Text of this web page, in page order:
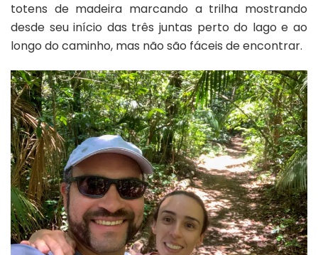
totens de madeira marcando a trilha mostrando
desde seu início das três juntas perto do lago e ao
longo do caminho, mas não são fáceis de encontrar.